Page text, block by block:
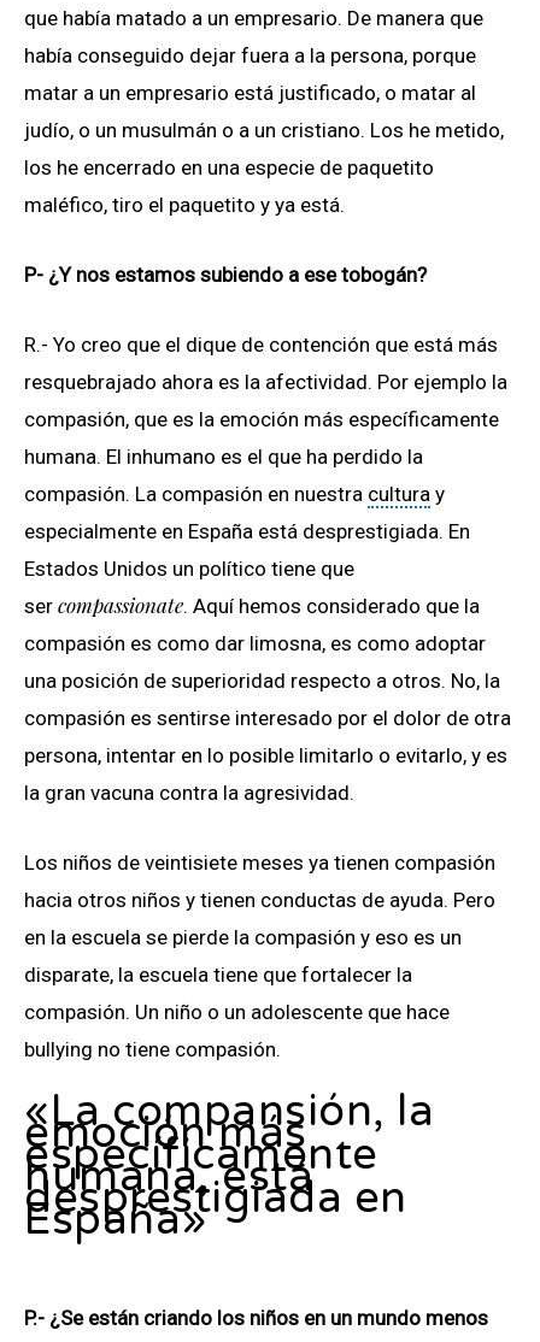
que había matado a un empresario. De manera que
había conseguido dejar fuera a la persona, porque
matar a un empresario está justificado, o matar al
judío, o un musulmán o a un cristiano. Los he metido,
los he encerrado en una especie de paquetito
maléfico, tiro el paquetito y ya está.
P- ¿Y nos estamos subiendo a ese tobogán?
R.- Yo creo que el dique de contención que está más
resquebrajado ahora es la afectividad. Por ejemplo la
compasión, que es la emoción más específicamente
humana. El inhumano es el que ha perdido la
compasión. La compasión en nuestra cultura y
especialmente en España está desprestigiada. En
Estados Unidos un político tiene que
ser compassionate. Aquí hemos considerado que la
compasión es como dar limosna, es como adoptar
una posición de superioridad respecto a otros. No, la
compasión es sentirse interesado por el dolor de otra
persona, intentar en lo posible limitarlo o evitarlo, y es
la gran vacuna contra la agresividad.
Los niños de veintisiete meses ya tienen compasión
hacia otros niños y tienen conductas de ayuda. Pero
en la escuela se pierde la compasión y eso es un
disparate, la escuela tiene que fortalecer la
compasión. Un niño o un adolescente que hace
bullying no tiene compasión.
«La compansión, la
emoción más
específicamente
humana, está
desprestigiada en
España»
P.- ¿Se están criando los niños en un mundo menos